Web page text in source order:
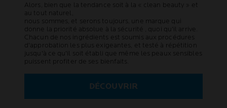
Alors, bien que la tendance soit à la « clean beauty » et
au tout naturel,
nous sommes, et serons toujours, une marque qui
donne la priorité absolue à la sécurité , quoi qu'il arrive.
Chacun de nos ingrédients est soumis aux procédures
d'approbation les plus exigeantes, et testé à répétition
jusqu'à ce qu'il soit établi que même les peaux sensibles
puissent profiter de ses bienfaits.
DÉCOUVRIR